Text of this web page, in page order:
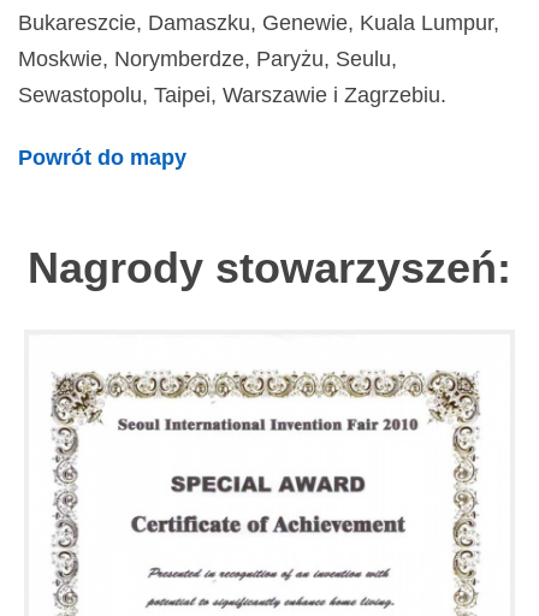
Bukareszcie, Damaszku, Genewie, Kuala Lumpur,
Moskwie, Norymberdze, Paryżu, Seulu,
Sewastopolu, Taipei, Warszawie i Zagrzebiu.
Powrót do mapy
Nagrody stowarzyszeń: